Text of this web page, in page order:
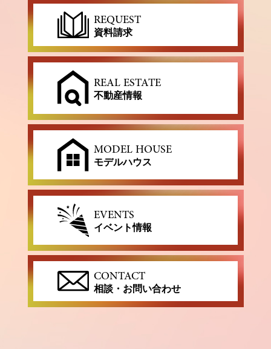
REQUEST
資料請求
REAL ESTATE
不動産情報
MODEL HOUSE
モデルハウス
EVENTS
イベント情報
CONTACT
相談・お問い合わせ